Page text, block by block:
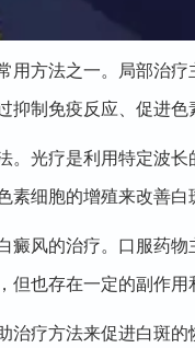
方法之一。局部治疗
制免疫反应、促进色
光疗是利用特定波长
细胞的增殖来改善
风的治疗。口服药物
也存在一定的副作用
疗方法来促进白斑的